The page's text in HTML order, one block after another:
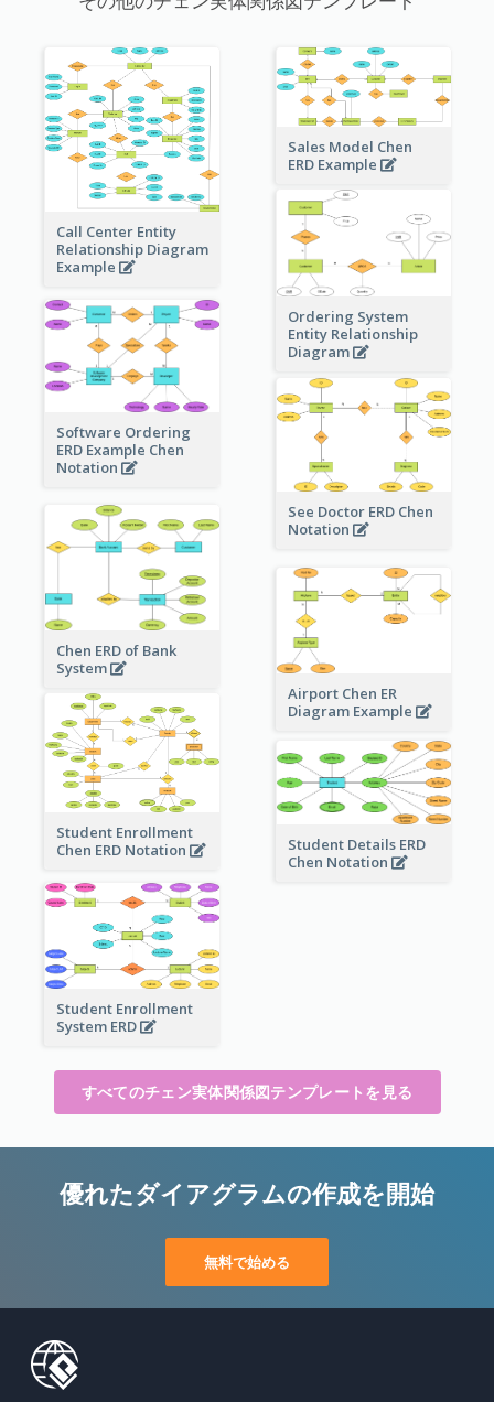
Call Center Entity
Relationship Diagram
Example
Sales Model Chen
ERD Example
Ordering System
Entity Relationship
Diagram
Software Ordering
ERD Example Chen
Notation
See Doctor ERD Chen
Notation
Chen ERD of Bank
System
Airport Chen ER
Diagram Example
Student Enrollment
Chen ERD Notation
Student Details ERD
Chen Notation
Student Enrollment
System ERD
すべてのチェン実体関係図テンプレートを見る
優れたダイアグラムの作成を開始
無料で始める